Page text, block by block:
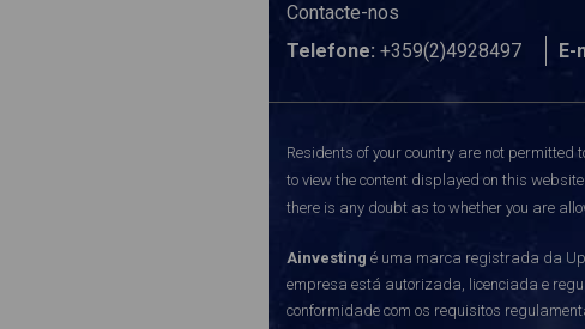
Contacte-nos
Telefone: +359(2)4928497 E-
Residents of your country are not permitted
to view the content displayed on this
there is any doubt as to whether you are
Ainvesting é uma marca registrada da Up
empresa está autorizada, licenciada e
conformidade com os requisitos